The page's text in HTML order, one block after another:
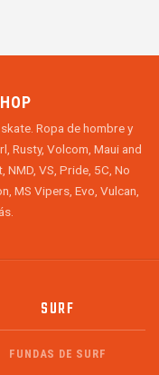
Ropa de hombre y
Rusty, Volcom, Maui and
NMD, VS, Pride, 5C, No
MS Vipers, Evo, Vulcan,
SURF
FUNDAS DE SURF